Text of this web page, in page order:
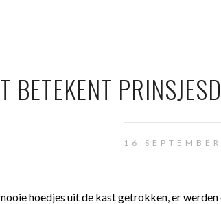
BETEKENT
16
hoedjes uit de kast getrokken, er